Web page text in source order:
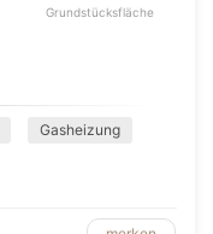
Grundstücksfläche
Gasheizung